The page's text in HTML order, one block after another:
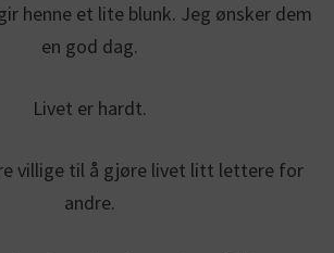
henne et lite blunk. Jeg ønsker dem
en god dag.
Livet er hardt.
villige til å gjøre livet litt lettere for
andre.